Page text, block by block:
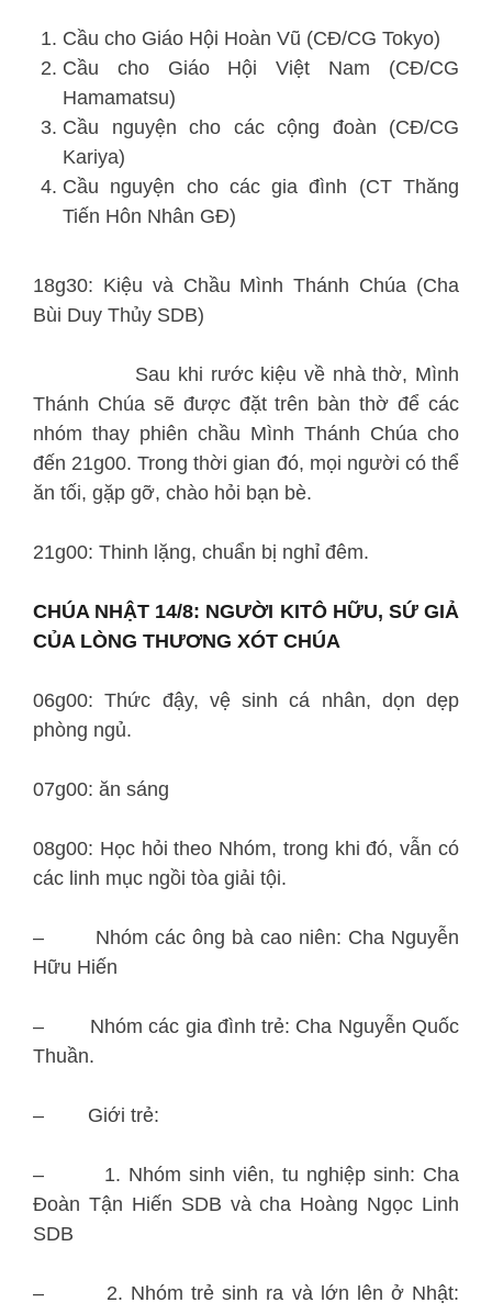
Cầu cho Giáo Hội Hoàn Vũ (CĐ/CG Tokyo)
Cầu cho Giáo Hội Việt Nam (CĐ/CG
Hamamatsu)
Cầu nguyện cho các cộng đoàn (CĐ/CG
Kariya)
Cầu nguyện cho các gia đình (CT Thăng
Tiến Hôn Nhân GĐ)
18g30: Kiệu và Chầu Mình Thánh Chúa (Cha
Bùi Duy Thủy SDB)
Sau khi rước kiệu về nhà thờ, Mình
Thánh Chúa sẽ được đặt trên bàn thờ để các
nhóm thay phiên chầu Mình Thánh Chúa cho
đến 21g00. Trong thời gian đó, mọi người có thể
ăn tối, gặp gỡ, chào hỏi bạn bè.
21g00: Thinh lặng, chuẩn bị nghỉ đêm.
CHÚA NHẬT 14/8: NGƯỜI KITÔ HỮU, SỨ GIẢ
CỦA LÒNG THƯƠNG XÓT CHÚA
06g00: Thức đậy, vệ sinh cá nhân, dọn dẹp
phòng ngủ.
07g00: ăn sáng
08g00: Học hỏi theo Nhóm, trong khi đó, vẫn có
các linh mục ngồi tòa giải tội.
– Nhóm các ông bà cao niên: Cha Nguyễn
Hữu Hiến
– Nhóm các gia đình trẻ: Cha Nguyễn Quốc
Thuần.
– Giới trẻ:
– 1. Nhóm sinh viên, tu nghiệp sinh: Cha
Đoàn Tận Hiến SDB và cha Hoàng Ngọc Linh
SDB
– 2. Nhóm trẻ sinh ra và lớn lên ở Nhật: